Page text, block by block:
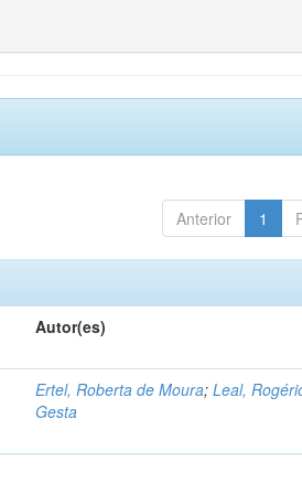
Anterior 1
Autor(es)
Ertel, Roberta de Moura;Leal,
Gesta